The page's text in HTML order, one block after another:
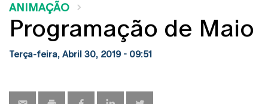
ANIMAÇÃO
Programação de Maio
Terça-feira, Abril 30, 2019 - 09:51